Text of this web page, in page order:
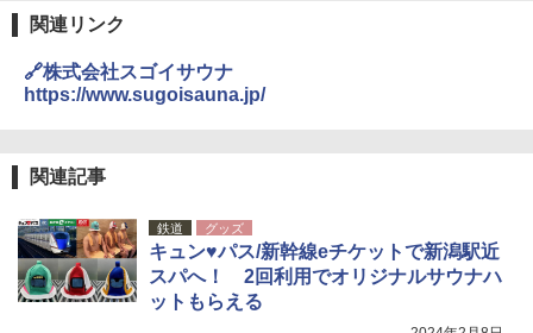
関連リンク
🔗株式会社スゴイサウナ
https://www.sugoisauna.jp/
関連記事
鉄道 グッズ
キュン♥パス/新幹線eチケットで新潟駅近
スパへ！ 2回利用でオリジナルサウナハ
ットもらえる